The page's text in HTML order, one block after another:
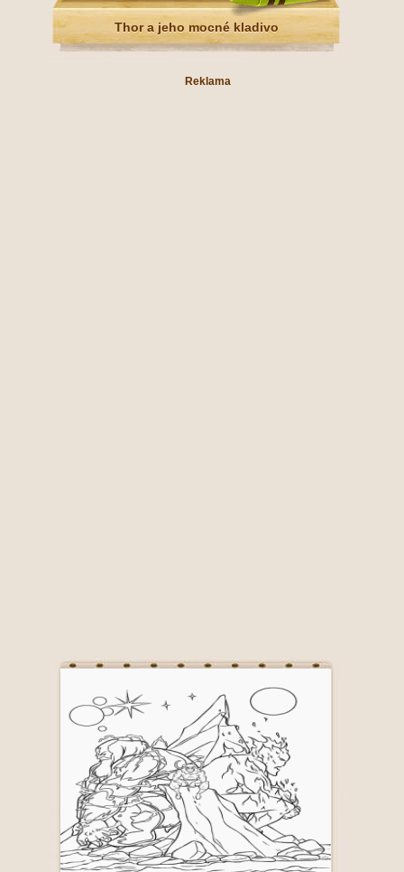
Thor a jeho mocné kladivo
Reklama